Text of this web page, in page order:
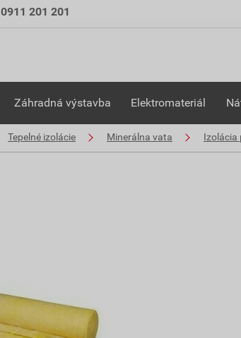
0911 201 201
Záhradná výstavba Elektromateriál
Tepelné izolácie Minerálna vata Izolácia